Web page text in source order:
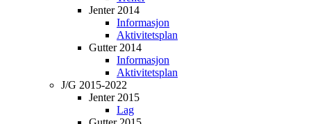
Jenter 2014
Informasjon
Aktivitetsplan
Gutter 2014
Informasjon
Aktivitetsplan
J/G 2015-2022
Jenter 2015
Lag